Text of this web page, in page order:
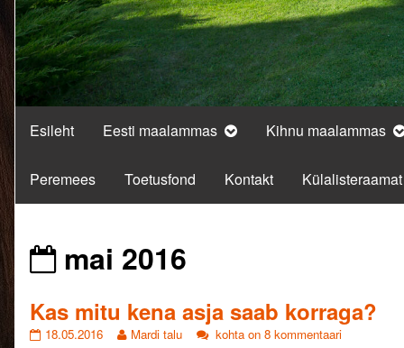
Esileht Eesti maalammas Kihnu maalammas
Peremees Toetusfond Kontakt Külalisteraamat
Posts
from
mai 2016
Kas mitu kena asja saab korraga?
Kas
18.05.2016
Read
Mardi talu
Kas
kohta on 8 kommentaari